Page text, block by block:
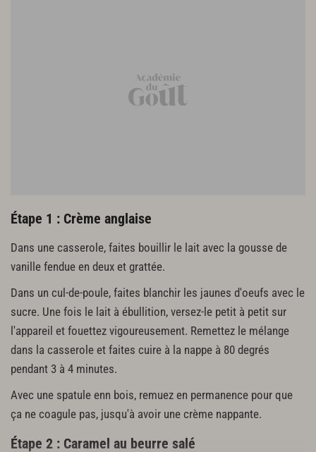
Étape 1 : Crème anglaise
Dans une casserole, faites bouillir le lait avec la gousse de
vanille fendue en deux et grattée.
Dans un cul-de-poule, faites blanchir les jaunes d'oeufs avec le
sucre. Une fois le lait à ébullition, versez-le petit à petit sur
l'appareil et fouettez vigoureusement. Remettez le mélange
dans la casserole et faites cuire à la nappe à 80 degrés
pendant 3 à 4 minutes.
Avec une spatule enn bois, remuez en permanence pour que
ça ne coagule pas, jusqu'à avoir une crème nappante.
Étape 2 : Caramel au beurre salé